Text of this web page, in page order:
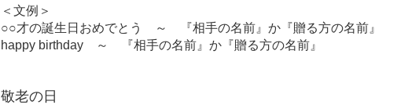
＜文例＞
○○才の誕生日おめでとう ～ 『相手の名前』か『贈る方の名前』
happy birthday ～ 『相手の名前』か『贈る方の名前』
敬老の日